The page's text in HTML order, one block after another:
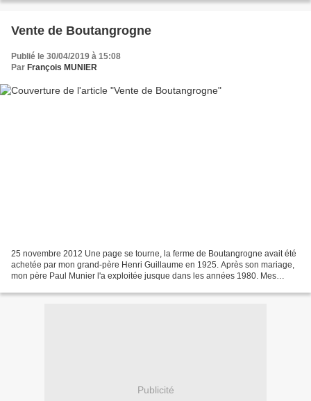
Vente de Boutangrogne
Publié le 30/04/2019 à 15:08
Par François MUNIER
25 novembre 2012 Une page se tourne, la ferme de Boutangrogne avait été
achetée par mon grand-père Henri Guillaume en 1925. Après son mariage,
mon père Paul Munier l'a exploitée jusque dans les années 1980. Mes
Publicité